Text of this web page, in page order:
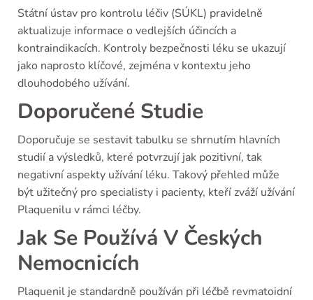
Státní ústav pro kontrolu léčiv (SÚKL) pravidelně
aktualizuje informace o vedlejších účincích a
kontraindikacích. Kontroly bezpečnosti léku se ukazují
jako naprosto klíčové, zejména v kontextu jeho
dlouhodobého užívání.
Doporučené Studie
Doporučuje se sestavit tabulku se shrnutím hlavních
studií a výsledků, které potvrzují jak pozitivní, tak
negativní aspekty užívání léku. Takový přehled může
být užitečný pro specialisty i pacienty, kteří zváží užívání
Plaquenilu v rámci léčby.
Jak Se Používá V Českých
Nemocnicích
Plaquenil je standardně používán při léčbě revmatoidní